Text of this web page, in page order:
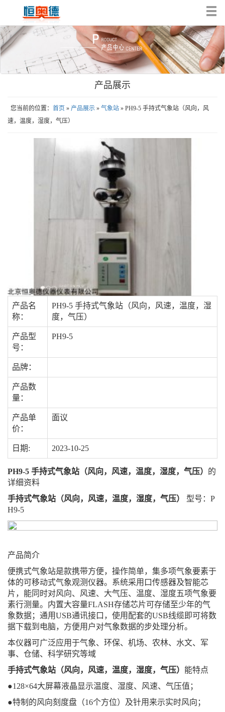
产品展示
您当前的位置： 首页 » 产品展示 » 气象站 » PH9-5 手持式气象站（风向，风
速，温度，湿度，气压）
产品名
称：
PH9-5 手持式气象站（风向，风速，温度，湿
度，气压）
产品型
号：
PH9-5
品牌：
产品数
量：
产品单
价：
面议
日期: 2023-10-25
PH9-5 手持式气象站（风向，风速，温度，湿度，气压） 的
详细资料
手持式气象站（风向，风速，温度，湿度，气压）
型号：P
H9-5
产品简介
便携式气象站是款携带方便，操作简单，集多项气象要素于
体的可移动式气象观测仪器。系统采用口传感器及智能芯
片，能同时对风向、风速、大气压、温度、湿度五项气象要
素行测量。内置大容量FLASH存储芯片可存储至少年的气
象数据；通用USB通讯接口，使用配套的USB线缆即可将数
据下载到电脑，方便用户对气象数据的步处理分析。
本仪器可广泛应用于气象、环保、机场、农林、水文、军
事、仓储、科学研究等域
手持式气象站（风向，风速，温度，湿度，气压） 能特点
●128×64大屏幕液晶显示温度、湿度、风速、气压值；
●特制的风向刻度盘（16个方位）及针用来示实时风向；